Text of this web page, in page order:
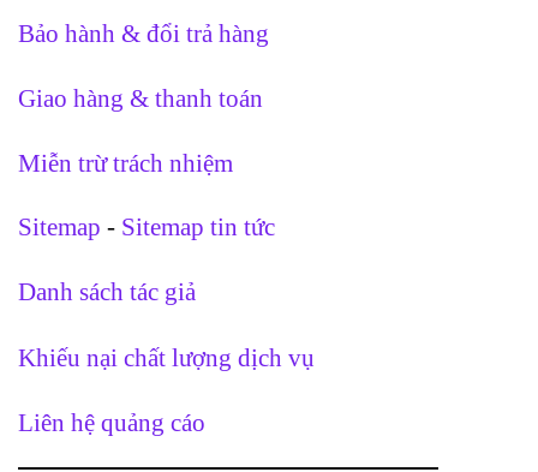
Bảo hành & đổi trả hàng
Giao hàng & thanh toán
Miễn trừ trách nhiệm
Sitemap - Sitemap tin tức
Danh sách tác giả
Khiếu nại chất lượng dịch vụ
Liên hệ quảng cáo